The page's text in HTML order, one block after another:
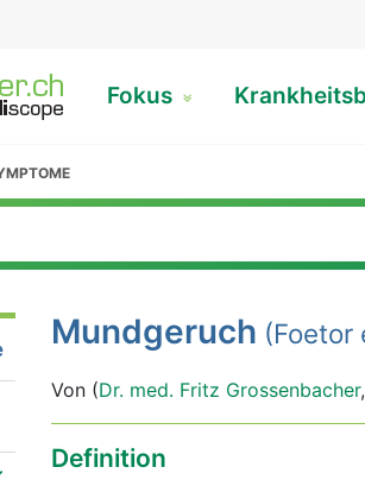
Fokus
Mundgeruch (Foetor
Von (Dr. med. Fritz Grossenbacher,
Definition